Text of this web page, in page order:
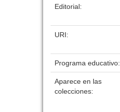
Editorial:
URI:
Programa educativo:
Aparece en las
colecciones: